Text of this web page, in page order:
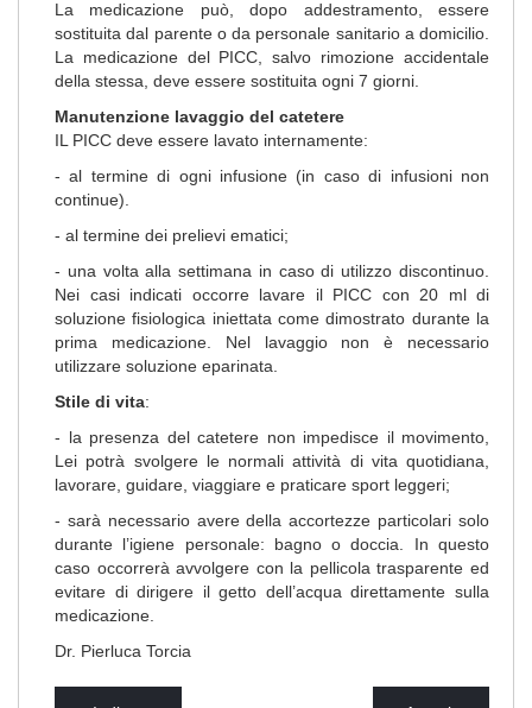
La medicazione può, dopo addestramento, essere
sostituita dal parente o da personale sanitario a domicilio.
La medicazione del PICC, salvo rimozione accidentale
della stessa, deve essere sostituita ogni 7 giorni.
Manutenzione lavaggio del catetere
IL PICC deve essere lavato internamente:
- al termine di ogni infusione (in caso di infusioni non
continue).
- al termine dei prelievi ematici;
- una volta alla settimana in caso di utilizzo discontinuo.
Nei casi indicati occorre lavare il PICC con 20 ml di
soluzione fisiologica iniettata come dimostrato durante la
prima medicazione. Nel lavaggio non è necessario
utilizzare soluzione eparinata.
Stile di vita:
- la presenza del catetere non impedisce il movimento,
Lei potrà svolgere le normali attività di vita quotidiana,
lavorare, guidare, viaggiare e praticare sport leggeri;
- sarà necessario avere della accortezze particolari solo
durante l’igiene personale: bagno o doccia. In questo
caso occorrerà avvolgere con la pellicola trasparente ed
evitare di dirigere il getto dell’acqua direttamente sulla
medicazione.
Dr. Pierluca Torcia